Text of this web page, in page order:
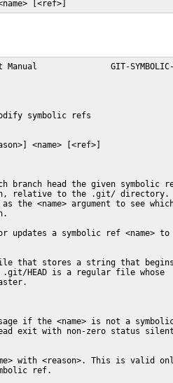
[<ref>]
GIT-SYMBOLIC-
symbolic refs
<name> [<ref>]
branch head the given symbolic
relative to the .git/ directory.
the <name> argument to see
updates a symbolic ref <name> to
that stores a string that
HEAD is a regular file whose
if the <name> is not a
exit with non-zero status
with <reason>. This is valid
ref.